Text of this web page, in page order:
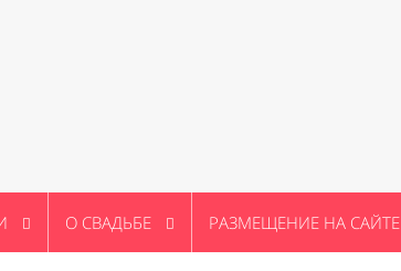
О СВАДЬБЕ РАЗМЕЩЕНИЕ НА САЙТЕ